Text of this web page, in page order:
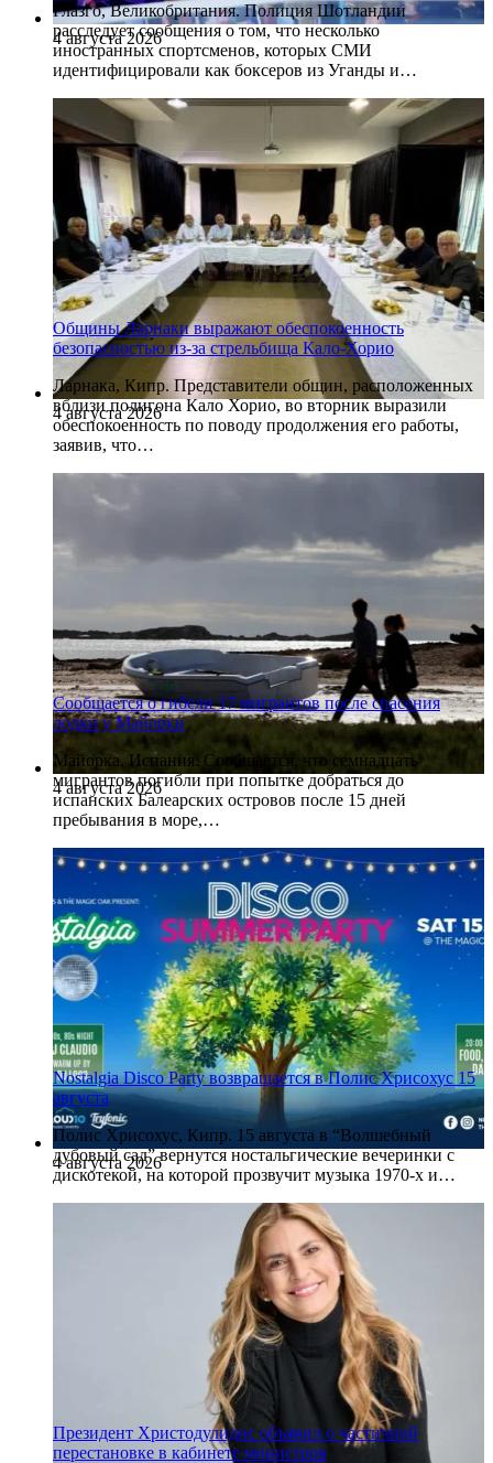
4 августа 2026
Глазго, Великобритания. Полиция Шотландии
расследует сообщения о том, что несколько
иностранных спортсменов, которых СМИ
идентифицировали как боксеров из Уганды и…
4 августа 2026
Общины Ларнаки выражают обеспокоенность
безопасностью из-за стрельбища Кало-Хорио
Ларнака, Кипр. Представители общин, расположенных
вблизи полигона Кало Хорио, во вторник выразили
обеспокоенность по поводу продолжения его работы,
заявив, что…
4 августа 2026
Сообщается о гибели 17 мигрантов после спасения
лодки у Майорки
Майорка, Испания. Сообщается, что семнадцать
мигрантов погибли при попытке добраться до
испанских Балеарских островов после 15 дней
пребывания в море,…
4 августа 2026
Nostalgia Disco Party возвращается в Полис Хрисохус 15
августа
Полис Хрисохус, Кипр. 15 августа в “Волшебный
дубовый сад” вернутся ностальгические вечеринки с
дискотекой, на которой прозвучит музыка 1970-х и…
Президент Христодулидис объявил о частичной
перестановке в кабинете министров